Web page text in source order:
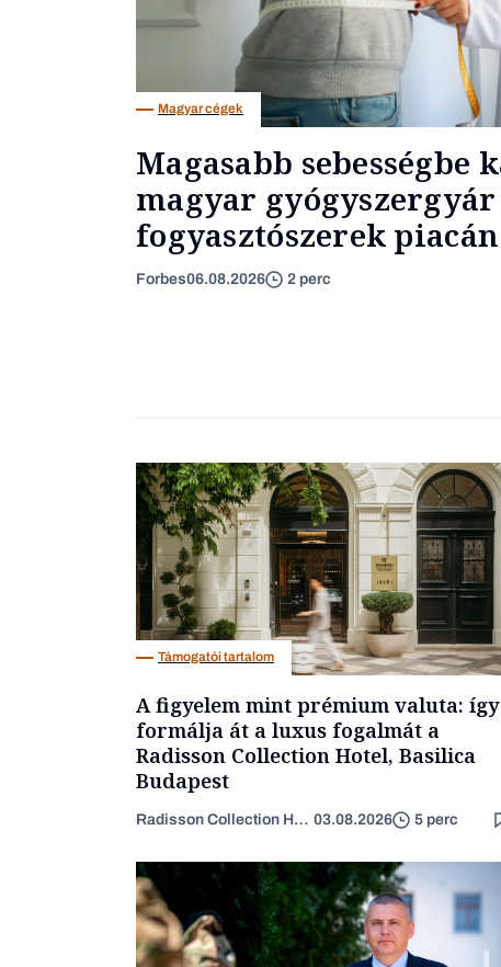
Magyar cégek
Magasabb sebességbe
magyar gyógyszergyár
fogyasztószerek piacán
Forbes06.08.2026 2 perc
Támogatói tartalom
A figyelem mint prémium valuta: így
formálja át a luxus fogalmát a
Radisson Collection Hotel, Basilica
Budapest
Radisson Collection Hotel 03.08.2026 5 perc